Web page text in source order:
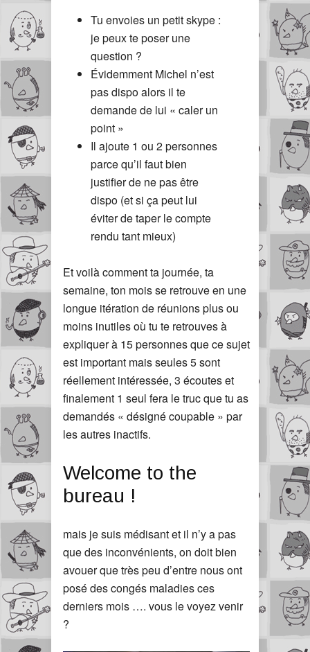
Tu envoies un petit skype :
je peux te poser une
question ?
Évidemment Michel n’est
pas dispo alors il te
demande de lui « caler un
point »
Il ajoute 1 ou 2 personnes
parce qu’il faut bien
justifier de ne pas être
dispo (et si ça peut lui
éviter de taper le compte
rendu tant mieux)
Et voilà comment ta journée, ta
semaine, ton mois se retrouve en une
longue itération de réunions plus ou
moins inutiles où tu te retrouves à
expliquer à 15 personnes que ce sujet
est important mais seules 5 sont
réellement intéressée, 3 écoutes et
finalement 1 seul fera le truc que tu as
demandés « désigné coupable » par
les autres inactifs.
Welcome to the
bureau !
mais je suis médisant et il n’y a pas
que des inconvénients, on doit bien
avouer que très peu d’entre nous ont
posé des congés maladies ces
derniers mois …. vous le voyez venir
?